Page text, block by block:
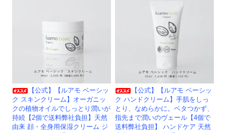
【公式】【ルアモ ベーシッ
ク スキンクリーム】オーガニッ
クの植物オイルでしっとり潤いが
持続【2個で送料弊社負担】天然
由来 顔・全身用保湿クリーム ジ
【公式】【ルアモ ベーシッ
ク ハンドクリーム】手肌をしっ
とり、なめらかに。ベタつかず、
指先まで潤いのヴェール【4個で
送料弊社負担】 ハンドケア 天然